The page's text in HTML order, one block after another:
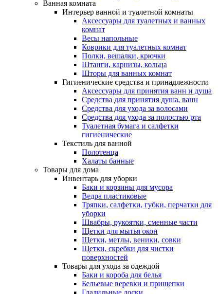
Ванная комната
Интерьер ванной и туалетной комнаты
Аксессуары для туалетных и ванных
комнат
Весы напольные
Коврики для туалетных комнат
Полки, вешалки, крючки
Штанги, карнизы, кольца
Шторы для ванных комнат
Гигиенические средства и принадлежности
Аксессуары для принятия ванн и душа
Средства для принятия душа, ванн
Средства для ухода за волосами
Средства для ухода за полостью рта
Туалетная бумага и салфетки
гигиенические
Текстиль для ванной
Полотенца
Халаты банные
Товары для дома
Инвентарь для уборки
Баки и корзины для мусора
Ведра пластиковые
Тряпки, салфетки, губки, перчатки для
уборки
Швабры, рукоятки, сменные части
Щетки для мытья окон
Щетки, метлы, веники, совки
Щетки, скребки для чистки
поверхностей
Товары для ухода за одеждой
Баки и короба для белья
Бельевые веревки и прищепки
Гладильные доски